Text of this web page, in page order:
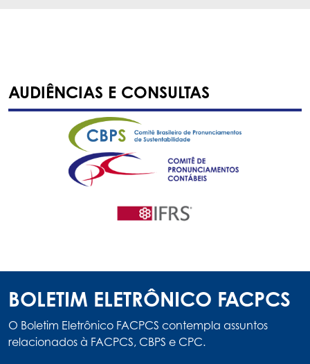
AUDIÊNCIAS E CONSULTAS
BOLETIM ELETRÔNICO FACPCS
O Boletim Eletrônico FACPCS contempla assuntos
relacionados à FACPCS, CBPS e CPC.